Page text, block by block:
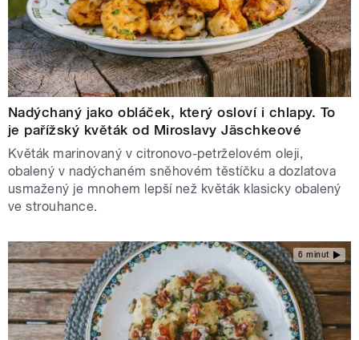
Nadýchaný jako obláček, který osloví i chlapy. To
je pařížský květák od Miroslavy Jäschkeové
Květák marinovaný v citronovo-petrželovém oleji,
obalený v nadýchaném sněhovém těstíčku a dozlatova
usmažený je mnohem lepší než květák klasicky obalený
ve strouhance.
6 minut